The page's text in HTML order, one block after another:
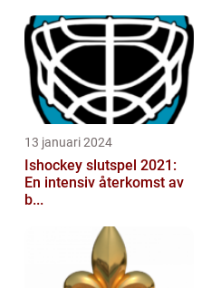
13 januari 2024
Ishockey slutspel 2021:
En intensiv återkomst av
b...